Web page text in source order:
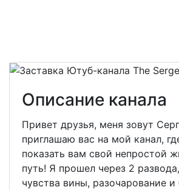
Описание канала
Привет друзья, меня зовут
приглашаю вас на мой канал,
показать вам свой непростой
путь! Я прошел через 2
чувства вины, разочарование и